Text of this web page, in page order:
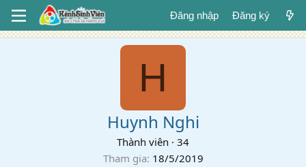
Đăng nhập Đăng ký
H
Huynh Nghi
Thành viên · 34
Tham gia 18/5/2019